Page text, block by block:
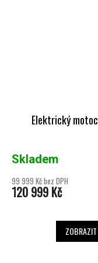
Elektrický
Skladem
99 999 Kč bez DPH
120 999 Kč